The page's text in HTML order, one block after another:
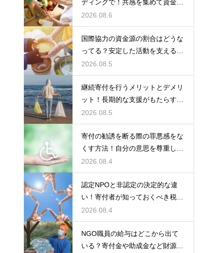
ディングで！共感を集めて資金を
調達する
2026.08.6
国際協力の資金源の割合はどうな
ってる？安定した活動を支えるお
金の裏側
2026.08.5
継続寄付を行うメリットとデメリ
ット！長期的な支援がもたらす影
響を徹底解説
2026.08.5
寄付の勧誘を断る際の罪悪感をな
くす方法！自分の意思を尊重して
丁寧に対応
2026.08.4
認定NPOと非認定の決定的な違
い！寄付者が知っておくべき税の
優遇
2026.08.4
NGO職員の給与はどこから出て
いる？寄付金や助成金など財源の